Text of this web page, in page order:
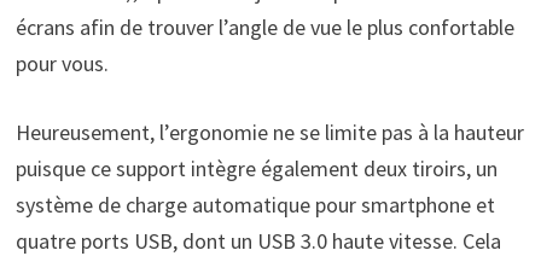
écrans afin de trouver l’angle de vue le plus confortable
pour vous.
Heureusement, l’ergonomie ne se limite pas à la hauteur
puisque ce support intègre également deux tiroirs, un
système de charge automatique pour smartphone et
quatre ports USB, dont un USB 3.0 haute vitesse. Cela